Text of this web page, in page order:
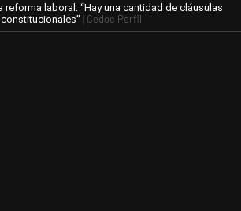
reforma laboral: “Hay una cantidad de cláusulas
| Cedoc Perfil